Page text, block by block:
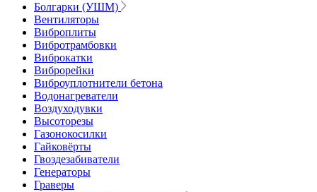
Болгарки (УШМ)
Вентиляторы
Виброплиты
Вибротрамбовки
Виброкатки
Виброрейки
Виброуплотнители бетона
Водонагреватели
Воздуходувки
Высоторезы
Газонокосилки
Гайковёрты
Гвоздезабиватели
Генераторы
Граверы